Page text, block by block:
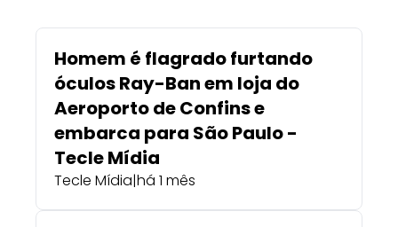
Homem é flagrado furtando
óculos Ray-Ban em loja do
Aeroporto de Confins e
embarca para São Paulo -
Tecle Mídia
Tecle Mídia|há 1 mês